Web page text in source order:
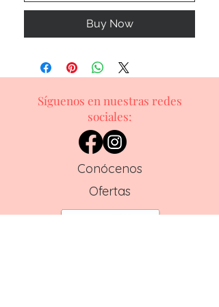
Buy Now
Síguenos en nuestras redes
sociales:
Conócenos
Ofertas